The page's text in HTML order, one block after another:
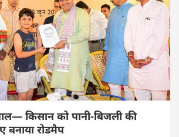
किसान को पानी-बिजली की
बनाया रोडमैप